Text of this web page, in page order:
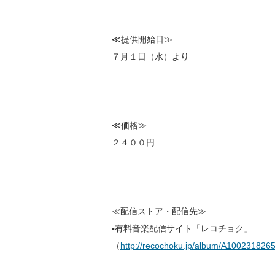
≪提供開始日≫
７月１日（水）より
≪価格≫
２４００円
≪配信ストア・配信先≫
▪️有料音楽配信サイト「レコチョク」
（http://recochoku.jp/album/